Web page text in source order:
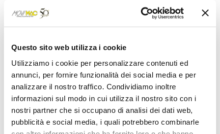
Questo sito web utilizza i cookie
Utilizziamo i cookie per personalizzare contenuti ed
annunci, per fornire funzionalità dei social media e per
analizzare il nostro traffico. Condividiamo inoltre
informazioni sul modo in cui utilizza il nostro sito con i
nostri partner che si occupano di analisi dei dati web,
pubblicità e social media, i quali potrebbero combinarle
Messaggio*